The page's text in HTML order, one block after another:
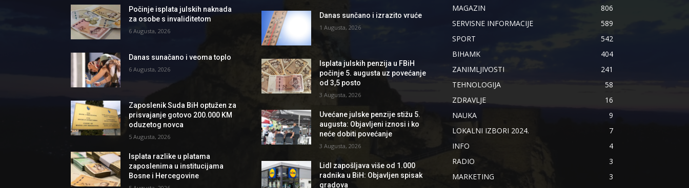
Počinje isplata julskih naknada
za osobe s invaliditetom
6 Augusta, 2026
Danas sunačano i veoma toplo
6 Augusta, 2026
Zaposlenik Suda BiH optužen za
prisvajanje gotovo 200.000 KM
oduzetog novca
5 Augusta, 2026
Isplata razlike u platama
zaposlenima u institucijama
Bosne i Hercegovine
Danas sunčano i izrazito vruće
1 Augusta, 2026
Isplata julskih penzija u FBiH
počinje 5. augusta uz povećanje
od 3,5 posto
3 Augusta, 2026
Uvećane julske penzije stižu 5.
augusta: Objavljeni iznosi i ko
neće dobiti povećanje
3 Augusta, 2026
Lidl zapošljava više od 1.000
radnika u BiH: Objavljen spisak
gradova
MAGAZIN
806
SERVISNE INFORMACIJE
589
SPORT
542
BIHAMK
404
ZANIMLJIVOSTI
241
TEHNOLOGIJA
58
ZDRAVLJE
16
NAUKA
9
LOKALNI IZBORI 2024.
7
INFO
4
RADIO
3
MARKETING
3